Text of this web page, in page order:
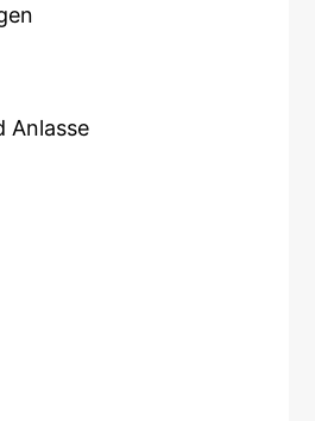
Anlasse